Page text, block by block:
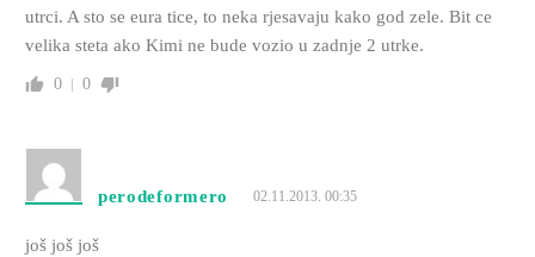
utrci. A sto se eura tice, to neka rjesavaju kako god zele. Bit ce
velika steta ako Kimi ne bude vozio u zadnje 2 utrke.
0 0
perodeformero 02.11.2013. 00:35
još još još